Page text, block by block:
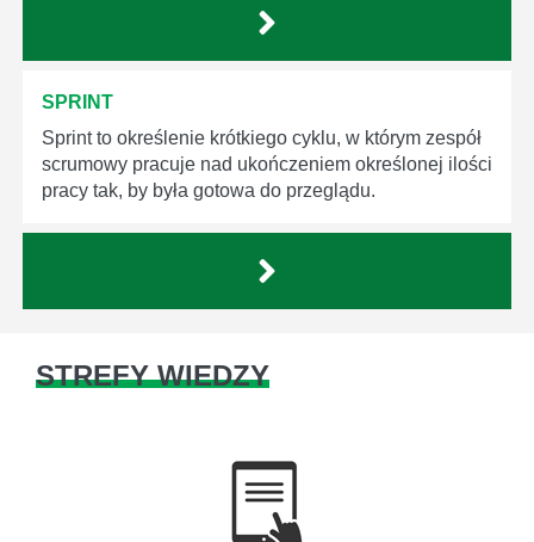
SPRINT
Sprint to określenie krótkiego cyklu, w którym zespół
scrumowy pracuje nad ukończeniem określonej ilości
pracy tak, by była gotowa do przeglądu.
STREFY WIEDZY